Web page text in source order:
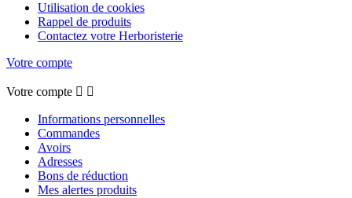
Utilisation de cookies
Rappel de produits
Contactez votre Herboristerie
Votre compte
Votre compte  
Informations personnelles
Commandes
Avoirs
Adresses
Bons de réduction
Mes alertes produits